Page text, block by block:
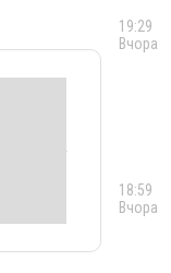
19:29
Вчора
18:59
Вчора